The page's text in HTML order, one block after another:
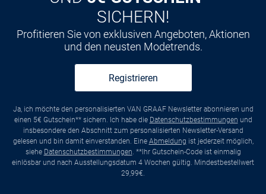
SICHERN!
Profitieren Sie von exklusiven Angeboten, Aktionen
und den neusten Modetrends.
Registrieren
Ja, ich möchte den personalisierten VAN GRAAF Newsletter abonnieren und
einen 5€ Gutschein** sichern. Ich habe die Datenschutzbestimmungen und
insbesondere den Abschnitt zum personalisierten Newsletter-Versand
gelesen und bin damit einverstanden. Eine Abmeldung ist jederzeit möglich,
siehe Datenschutzbestimmungen. **Ihr Gutschein-Code ist einmalig
einlösbar und nach Ausstellungsdatum 4 Wochen gültig. Mindestbestellwert
29,99€.